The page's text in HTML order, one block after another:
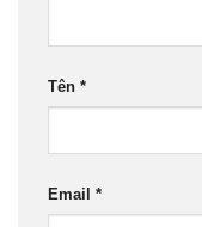
Tên *
Email *